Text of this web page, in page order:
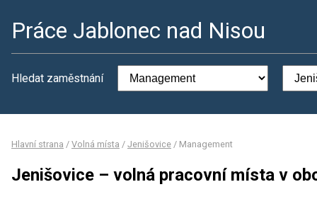
Práce Jablonec nad Nisou
Hledat zaměstnání
Hlavní strana / Volná místa / Jenišovice / Management
Jenišovice – volná pracovní místa v